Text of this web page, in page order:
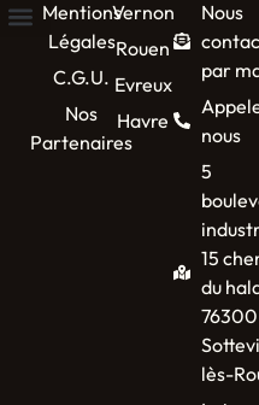
Mentions
Légales
C.G.U.
Nos
Partenaires
Vernon
Rouen
Evreux
Havre
Nous
par
nous
5
15
du
76300
lès-